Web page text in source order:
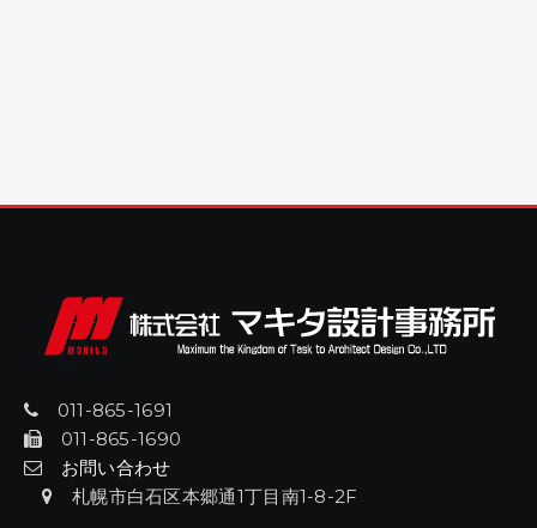
011-865-1691
011-865-1690
お問い合わせ
札幌市白石区本郷通1丁目南1-8-2F